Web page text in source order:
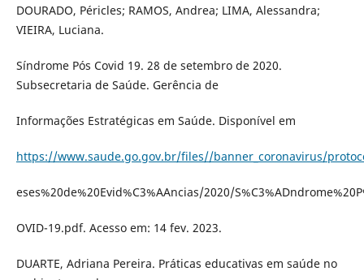
DOURADO, Péricles; RAMOS, Andrea; LIMA, Alessandra;
VIEIRA, Luciana.
Síndrome Pós Covid 19. 28 de setembro de 2020.
Subsecretaria de Saúde. Gerência de
Informações Estratégicas em Saúde. Disponível em
https://www.saude.go.gov.br/files//banner_coronavirus/
eses%20de%20Evid%C3%AAncias/2020/
OVID-19.pdf. Acesso em: 14 fev. 2023.
DUARTE, Adriana Pereira. Práticas educativas em saúde no